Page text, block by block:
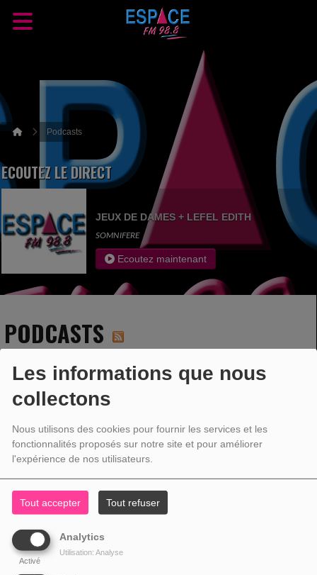
Les informations que nous
collectons
Nous utilisons des cookies pour fournir les services et les
fonctionnalités proposés sur notre site et pour améliorer
l'expérience de nos utilisateurs.
Tout accepter Tout refuser
Analytics
Activé
Utilisation: Analyse
Podcasts
ECOUTEZ LE DIRECT
JEUX DE DAMES + LEFEL EDITH
SOMNIFERE
Ecoutez maintenant
PODCASTS